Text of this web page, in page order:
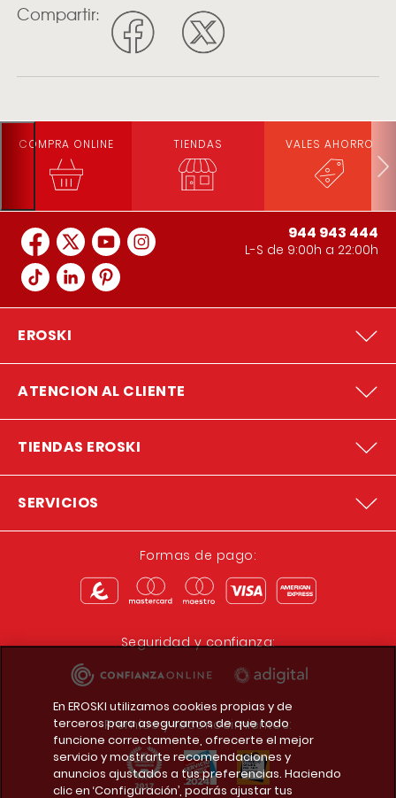
Compartir:
COMPRA ONLINE TIENDAS VALES AHORRO
944 943 444
L-S de 9:00h a 22:00h
EROSKI
ATENCION AL CLIENTE
TIENDAS EROSKI
SERVICIOS
Formas de pago:
Seguridad y confianza:
Premios y reconocimientos:
En EROSKI utilizamos cookies propias y de
terceros para asegurarnos de que todo
funcione correctamente, ofrecerte el mejor
servicio y mostrarte recomendaciones y
anuncios ajustados a tus preferencias. Haciendo
clic en ‘Configuración’, podrás ajustar tus